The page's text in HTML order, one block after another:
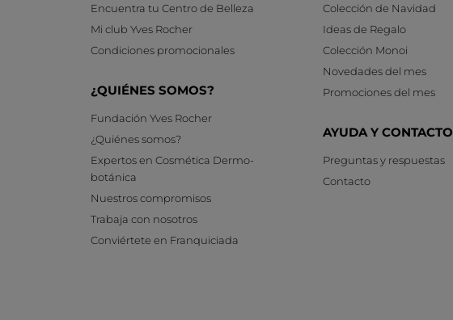
Encuentra tu Centro de Belleza
Mi club Yves Rocher
Condiciones promocionales
¿QUIÉNES SOMOS?
Fundación Yves Rocher
¿Quiénes somos?
Expertos en Cosmética Dermo-
botánica
Nuestros compromisos
Trabaja con nosotros
Conviértete en Franquiciada
Colección de Navidad
Ideas de Regalo
Colección Monoi
Novedades del mes
Promociones del mes
AYUDA Y CONTACTO
Preguntas y respuestas
Contacto